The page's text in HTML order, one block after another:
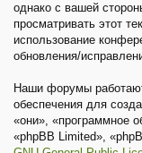
однако с вашей
просматривать этот
использование
обновления/
Наши форумы
обеспечения для
«они», «программное
«phpBB Limited»,